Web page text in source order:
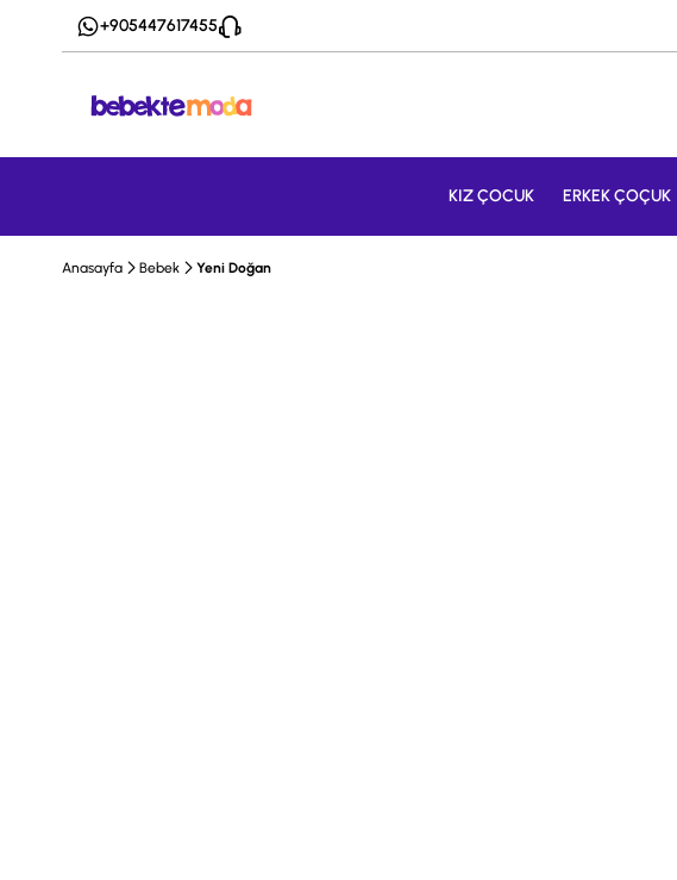
+905447617455
KIZ ÇOCUK ERKEK ÇOÇUK
Anasayfa Bebek Yeni Doğan